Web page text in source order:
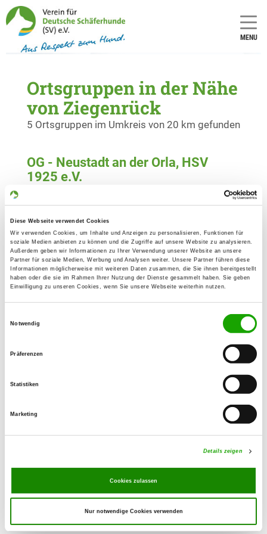
Diese Webseite verwendet Cookies
Wir verwenden Cookies, um Inhalte und Anzeigen zu personalisieren, Funktionen für
soziale Medien anbieten zu können und die Zugriffe auf unsere Website zu analysieren.
Außerdem geben wir Informationen zu Ihrer Verwendung unserer Website an unsere
Partner für soziale Medien, Werbung und Analysen weiter. Unsere Partner führen diese
Informationen möglicherweise mit weiteren Daten zusammen, die Sie ihnen bereitgestellt
haben oder die sie im Rahmen Ihrer Nutzung der Dienste gesammelt haben. Sie geben
Einwilligung zu unseren Cookies, wenn Sie unsere Webseite weiterhin nutzen.
Notwendig
Präferenzen
Statistiken
Marketing
Details zeigen
Cookies zulassen
Nur notwendige Cookies verwenden
MENU
Ortsgruppen in der Nähe
von Ziegenrück
5 Ortsgruppen im Umkreis von 20 km gefunden
OG - Neustadt an der Orla, HSV
1925 e.V.
Details
07806 Neustadt/Orla
OG - Ranis
Details
Pößnecker Straße
07389 Ranis-Ludwigshof
Details
Am Sande
OG - Pößneck e.V.
Details